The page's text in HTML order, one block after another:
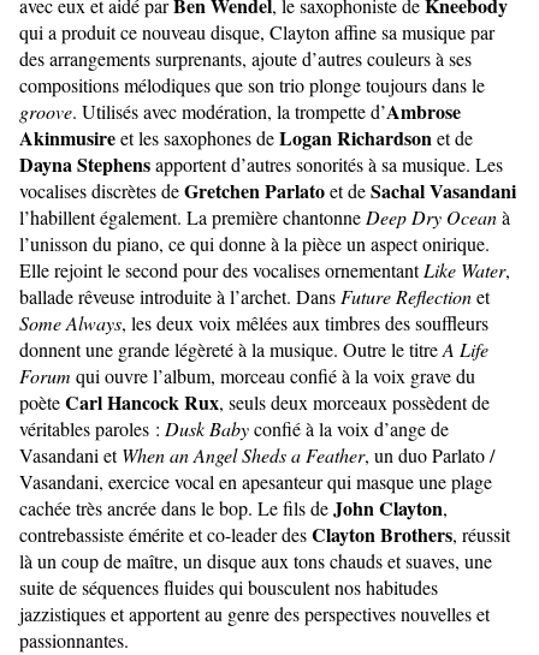
avec eux et aidé parBen Wendel, le saxophoniste deKneebody
qui a produit ce nouveau disque, Clayton affine sa musique par
des arrangements surprenants, ajoute d’autres couleurs à ses
compositions mélodiques que son trio plonge toujours dans le
groove. Utilisés avec modération, la trompette d’Ambrose
Akinmusireet les saxophones deLogan Richardsonet de
Dayna Stephensapportent d’autres sonorités à sa musique. Les
vocalises discrètes deGretchen Parlatoet deSachal Vasandani
l’habillent également. La première chantonne Deep Dry Oceanà
l’unisson du piano, ce qui donne à la pièce un aspect onirique.
Elle rejoint le second pour des vocalises ornementantLike Water,
ballade rêveuse introduite à l’archet. Dans Future Reflectionet
Some Always, les deux voix mêlées aux timbres des souffleurs
donnent une grande légèreté à la musique. Outre le titreA Life
Forum qui ouvre l’album, morceau confié à la voix grave du
poèteCarl Hancock Rux, seuls deux morceaux possèdent de
véritables paroles : Dusk Babyconfié à la voix d’ange de
Vasandani etWhen an Angel Sheds a Feather, un duo Parlato /
Vasandani, exercice vocal en apesanteur qui masque une plage
cachée très ancrée dans le bop. Le fils deJohn Clayton,
contrebassiste émérite et co-leader desClayton Brothers, réussit
là un coup de maître, un disque aux tons chauds et suaves, une
suite de séquences fluides qui bousculent nos habitudes
jazzistiques et apportent au genre des perspectives nouvelles et
passionnantes.